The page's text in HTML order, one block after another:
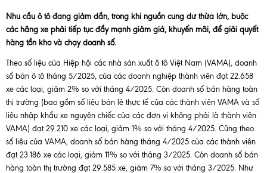
Nhu cầu ô tô đang giảm dần, trong khi nguồn cung dư thừa lớn, buộc
các hãng xe phải tiếp tục đẩy mạnh giảm giá, khuyến mãi, để giải quyết
hàng tồn kho và chạy doanh số.
Theo số liệu của Hiệp hội các nhà sản xuất ô tô Việt Nam (VAMA), doanh
số bán ô tô tháng 5/2025, của các doanh nghiệp thành viên đạt 22.658
xe các loại, giảm 2% so với tháng 4/2025. Còn doanh số bán hàng toàn
thị trường (bao gồm số liệu bán lẻ thực tế của các thành viên VAMA và số
liệu nhập khẩu xe nguyên chiếc của các đơn vị không phải là thành viên
VAMA) đạt 29.210 xe các loại, giảm 1% so với tháng 4/2025. Cũng theo
số liệu của VAMA, doanh số bán hàng tháng 4/2025 của các thành viên
đạt 23.186 xe các loại, giảm 11% so với tháng 3/2025. Còn doanh số bán
hàng toàn thị trường đạt 29.585 xe, giảm 7% so với tháng 3/2025. Như